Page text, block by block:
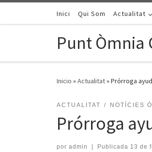
Saltar al contenido
Inici Qui Som Actualitat
Punt Òmnia
Inicio »Actualitat»Prórroga
ACTUALITAT NOTÍCIES
Prórroga
por admin Publicada 13 de